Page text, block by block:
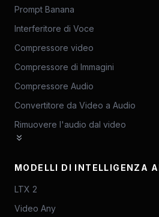
Prompt Banana
Interferitore di Voce
Compressore video
Compressore di Immagini
Compressore Audio
Convertitore da Video a Audio
Rimuovere l'audio dal video
MODELLI DI INTELLIGENZA
LTX 2
Video Any